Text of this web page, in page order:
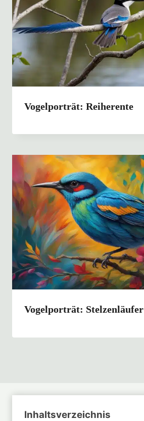
Vogelporträt: Reiherente
Vogelporträt: Stelzenläufer
Inhaltsverzeichnis